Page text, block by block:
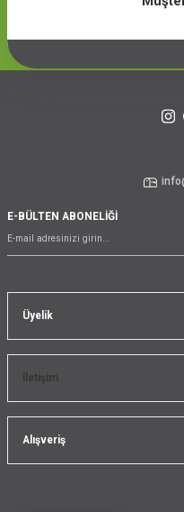
Üyelik
İletişim
Alışveriş
E-BÜLTEN ABONELİĞİ